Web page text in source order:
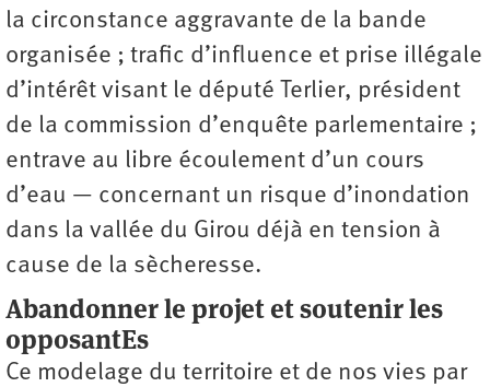
la circonstance aggravante de la bande
organisée ; trafic d’influence et prise illégale
d’intérêt visant le député Terlier, président
de la commission d’enquête parlementaire ;
entrave au libre écoulement d’un cours
d’eau — concernant un risque d’inondation
dans la vallée du Girou déjà en tension à
cause de la sècheresse.
Abandonner le projet et soutenir les
opposantEs
Ce modelage du territoire et de nos vies par